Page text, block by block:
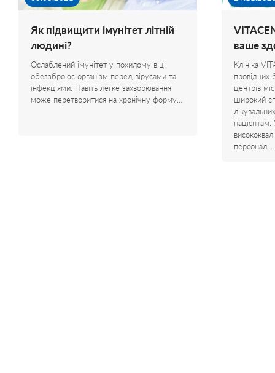
Як підвищити імунітет літній
людині?
Ослаблений імунітет у похилому віці
обеззброює організм перед вірусами та
інфекціями. Навіть легке захворювання
може перетворитися на хронічну форму…
ваше
Клініка
провідних
центрів
широкий
персонал…